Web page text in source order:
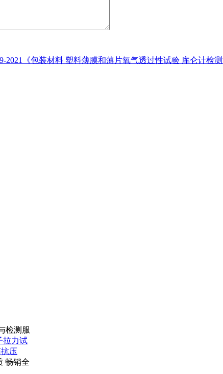
2021《包装材料 塑料薄膜和薄片氧气透过性试验 库仑计检测
检测服
拉力试
压
畅销全